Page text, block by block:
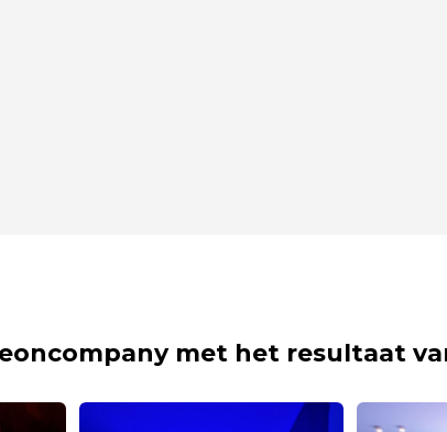
met het resultaat